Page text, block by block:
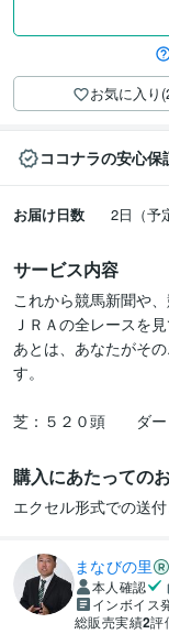
お気に入り
ココナラの安心保
お届け日数 2日（予
サービス内容
これから競馬新聞や
ＪＲＡの全レースを
あとは、あなたがそ
す。
購入にあたっての
エクセル形式での送付
まなびの里
本人確認
インボイス
総販売実績2評